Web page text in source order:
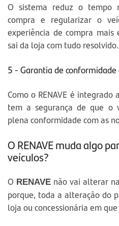
O sistema reduz o tempo
compra e regularizar o
experiência de compra mais
sai da loja com tudo resolvido.
5 - Garantia de
Como o RENAVE é
tem a segurança de que o
plena conformidade com as
O RENAVE muda algo
veículos?
O RENAVE não vai alterar
porque, toda a alteração do
loja ou concessionária em